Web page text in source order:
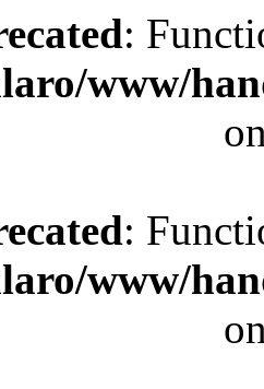
:
www/
:
www/